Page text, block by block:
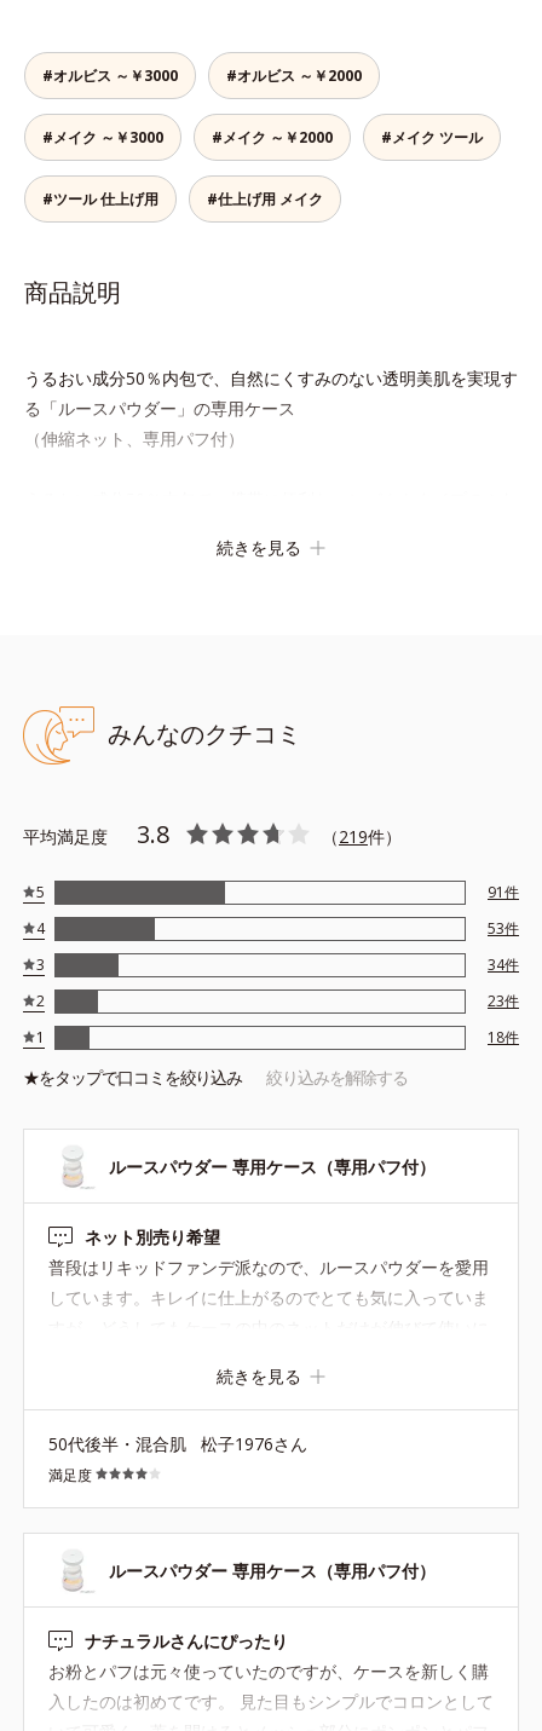
#オルビス ～￥3000 #オルビス ～￥2000
#メイク ～￥3000 #メイク ～￥2000 #メイク ツール
#ツール 仕上げ用 #仕上げ用 メイク
商品説明
うるおい成分50％内包で、自然にくすみのない透明美肌を実現す
る「ルースパウダー」の専用ケース
（伸縮ネット、専用パフ付）
（便利な鏡付）※パフは別売りになります。
続きを見る
みんなのクチコミ
平均満足度 3.8 （219件）
5 91件
4
53件
3
34件
2
23件
1
18件
★をタップで口コミを絞り込み 絞り込みを解除する
ルースパウダー 専用ケース（専用パフ付）
ネット別売り希望
普段はリキッドファンデ派なので、ルースパウダーを愛用
しています。キレイに仕上がるのでとても気に入っていま
すが、どうしてもケースの中のネットだけが伸びて使いに
非中のネットだけ販売していただきたいと思います。
続きを見る
50代後半・混合肌 松子1976さん
満足度
ルースパウダー 専用ケース（専用パフ付）
ナチュラルさんにぴったり
お粉とパフは元々使っていたのですが、ケースを新しく購
入したのは初めてです。 見た目もシンプルでコロンとして